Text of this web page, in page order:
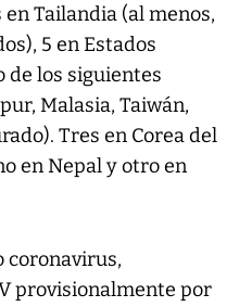
Tailandia (al menos,
5 en Estados
de los siguientes
Malasia, Taiwán,
Tres en Corea del
en Nepal y otro en
coronavirus,
provisionalmente por